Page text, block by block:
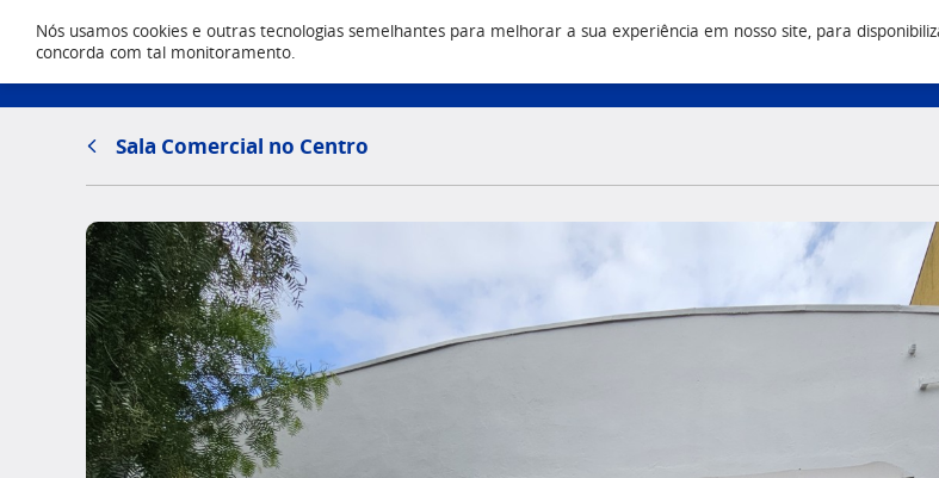
Locação Vendas
Sala Comercial no Centro
Nós usamos cookies e outras tecnologias semelhantes para melhorar a sua experiência em nosso site, para
concorda com tal monitoramento.